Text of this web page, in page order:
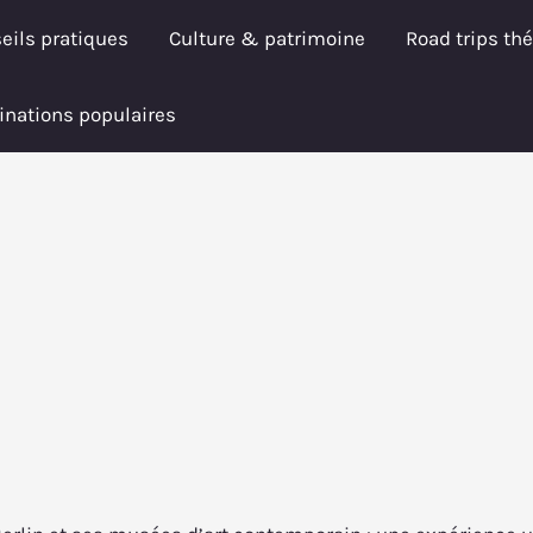
pratiques Culture & patrimoine Road trips
populaires